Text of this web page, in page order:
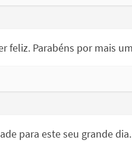
feliz. Parabéns por mais
para este seu grande